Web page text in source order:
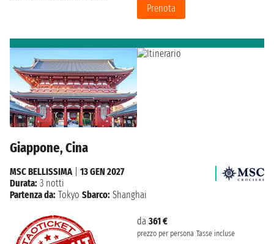
Prenota
Giappone, Cina
da 361 €
prezzo per persona Tasse incluse
MSC BELLISSIMA| 13 GEN 2027
Durata: 3 notti
Partenza da: Tokyo Sbarco: Shanghai